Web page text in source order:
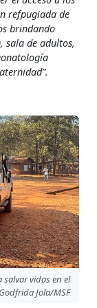
refpugiada de
brindando
sala de adultos,
vidas en el
Jola/MSF